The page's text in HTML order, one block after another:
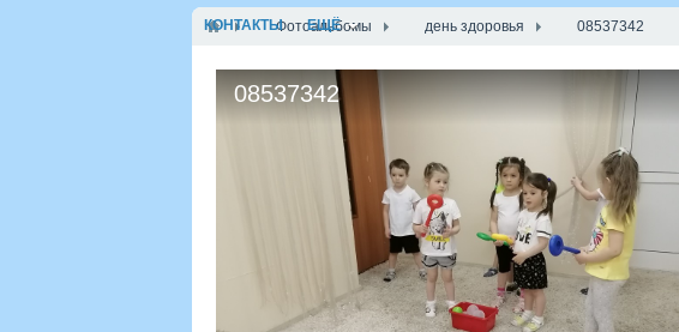
КОНТАКТЫ ЕЩЁ
Фотоальбомы день здоровья 08537342
08537342